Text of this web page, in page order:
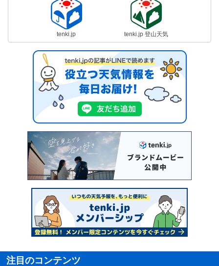
tenki.jp tenki.jp 登山天気
注目のコンテンツ